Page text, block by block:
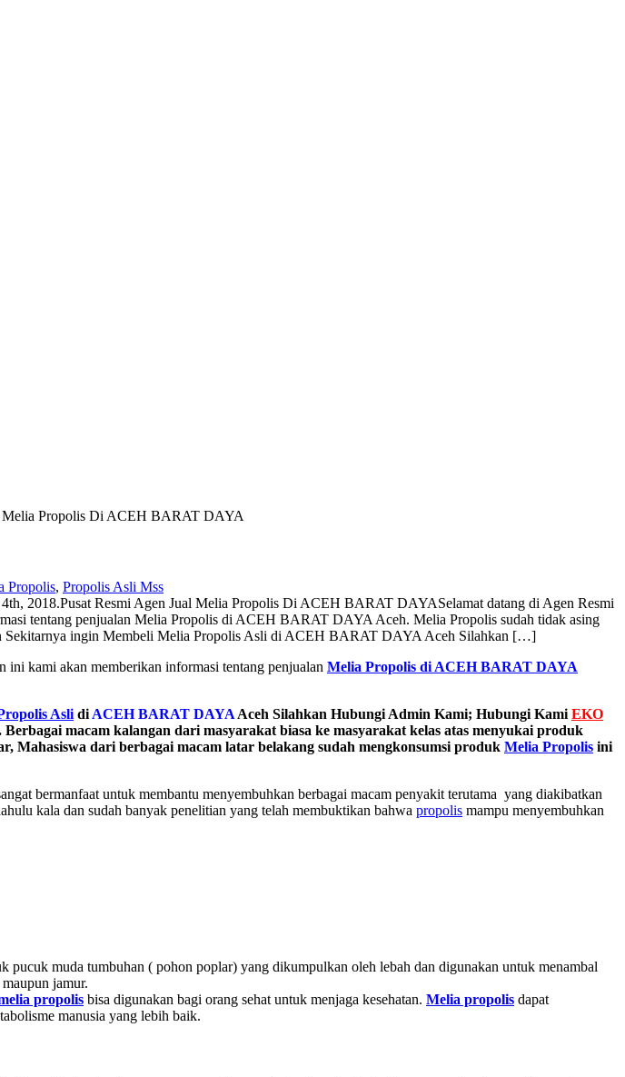
Melia Propolis Di ACEH BARAT DAYA
Propolis, Propolis Asli Mss
2018.Pusat Resmi Agen Jual Melia Propolis Di ACEH BARAT DAYASelamat datang di Agen Resmi
tentang penjualan Melia Propolis di ACEH BARAT DAYA Aceh. Melia Propolis sudah tidak asing
Sekitarnya ingin Membeli Melia Propolis Asli di ACEH BARAT DAYA Aceh Silahkan […]
ini kami akan memberikan informasi tentang penjualan Melia Propolis di ACEH BARAT DAYA
Asli di ACEH BARAT DAYA Aceh Silahkan Hubungi Admin Kami; Hubungi Kami EKO
macam kalangan dari masyarakat biasa ke masyarakat kelas atas menyukai produk
Mahasiswa dari berbagai macam latar belakang sudah mengkonsumsi produk Melia Propolis ini
bermanfaat untuk membantu menyembuhkan berbagai macam penyakit terutama yang diakibatkan
kala dan sudah banyak penelitian yang telah membuktikan bahwa propolis mampu menyembuhkan
pucuk muda tumbuhan ( pohon poplar) yang dikumpulkan oleh lebah dan digunakan untuk menambal
jamur.
propolis bisa digunakan bagi orang sehat untuk menjaga kesehatan. Melia propolis dapat
manusia yang lebih baik.